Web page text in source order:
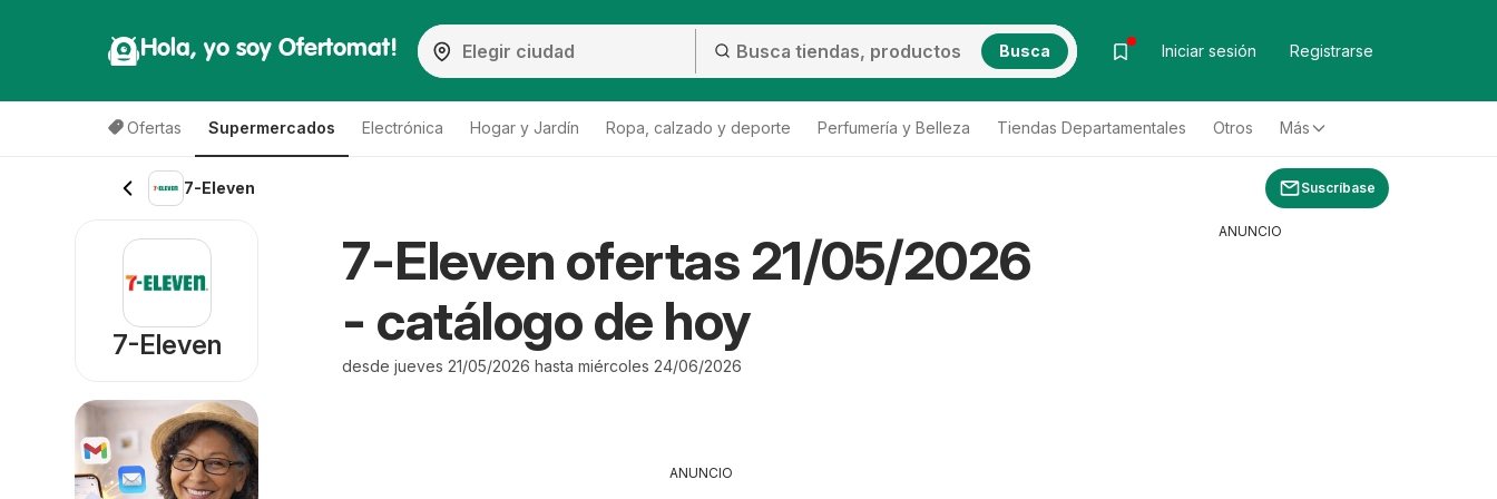
Hola, yo soy Ofertomat! Busca Iniciar sesión Registrarse
Ofertas Supermercados Electrónica Hogar y Jardín Ropa, calzado y deporte Perfumería y Belleza Tiendas Departamentales Otros Más
7-Eleven Suscríbase
7-Eleven ofertas 21/05/2026
- catálogo de hoy
desde jueves 21/05/2026 hasta miércoles 24/06/2026
ANUNCIO
7-Eleven
ANUNCIO